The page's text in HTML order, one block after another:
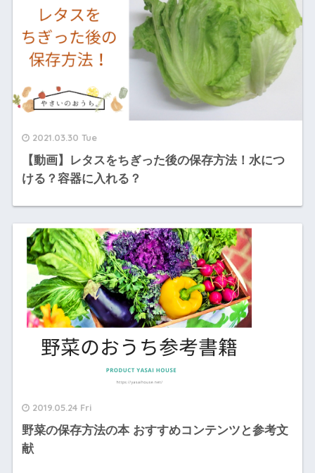
2021.03.30 Tue
【動画】レタスをちぎった後の保存方法！水につ
ける？容器に入れる？
2019.05.24 Fri
野菜の保存方法の本 おすすめコンテンツと参考文
献